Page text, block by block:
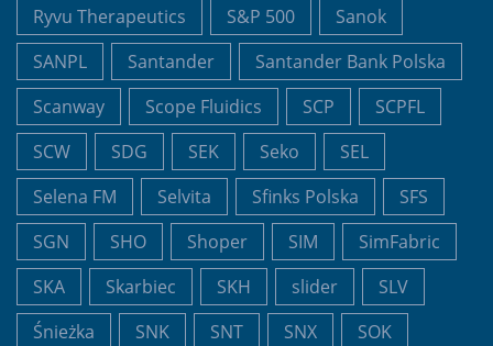
Ryvu Therapeutics
S&P 500
Sanok
SANPL
Santander
Santander Bank Polska
Scanway
Scope Fluidics SCP
SCPFL
SCW
SDG SEK Seko
SEL
Selena FM
Selvita Sfinks Polska
SFS
SGN
SHO Shoper SIM
SimFabric
SKA
Skarbiec SKH slider
SLV
Śnieżka
SNK SNT SNX
SOK